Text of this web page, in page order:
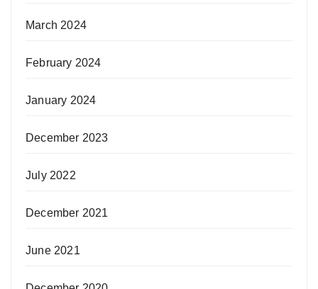
March 2024
February 2024
January 2024
December 2023
July 2022
December 2021
June 2021